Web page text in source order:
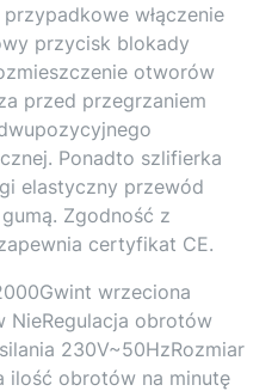
włączenie
przycisk blokady
otworów
przed przegrzaniem
Ponadto szlifierka
elastyczny przewód
Zgodność z
certyfikat CE.
wrzeciona
NieRegulacja obrotów
230V~50HzRozmiar
ilość obrotów na minutę